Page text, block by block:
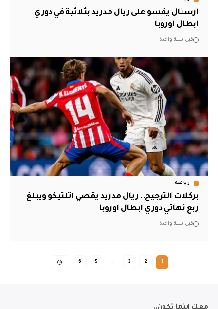
ارسنال يقسو على ريال مدريد بثلاثية في دوري
ابطال اوروبا
قبل سنة واحدة
رياضة
بركلات الترجيح.. ريال مدريد يقصي اتلتيكو ويبلغ
ربع نهائي دوري ابطال اوروبا
قبل سنة واحدة
1
2
3
…
5
6